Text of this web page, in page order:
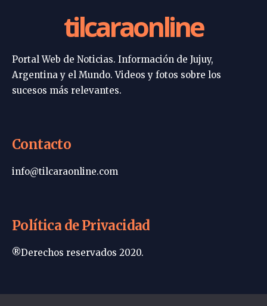
tilcaraonline
Portal Web de Noticias. Información de Jujuy,
Argentina y el Mundo. Videos y fotos sobre los
sucesos más relevantes.
Contacto
info@tilcaraonline.com
Política de Privacidad
®Derechos reservados 2020.